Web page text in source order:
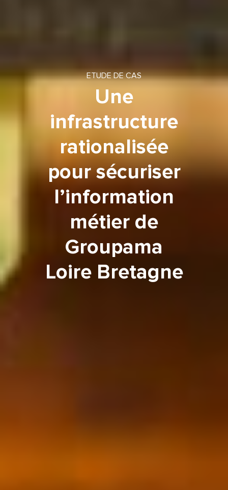
Une
infrastructure
rationalisée
pour sécuriser
l’information
métier de
Groupama
Loire Bretagne